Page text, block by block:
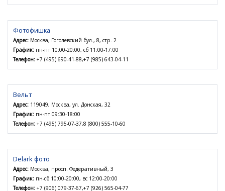
Фотофишка
Адрес: Москва, Гоголевский бул., 8, стр. 2
График: пн-пт 10:00-20:00, сб 11:00-17:00
Телефон: +7 (495) 690-41-88,+7 (985) 643-04-11
Вельт
Адрес: 119049, Москва, ул. Донская, 32
График: пн-пт 09:30-18:00
Телефон: +7 (495) 795-07-37,8 (800) 555-10-60
Delark фото
Адрес: Москва, просп. Федеративный, 3
График: пн-сб 10:00-20:00, вс 12:00-20:00
Телефон: +7 (906) 079-37-67,+7 (926) 565-04-77